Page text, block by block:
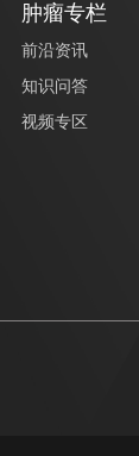
肿瘤专栏
前沿资讯
知识问答
视频专区